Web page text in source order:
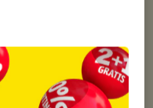
volgende dag in huis